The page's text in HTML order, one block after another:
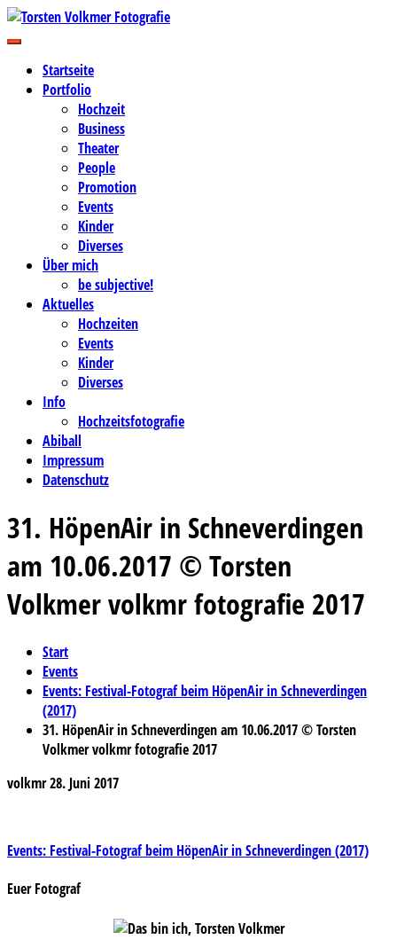
Zum
Inhalt
Torsten Volkmer Fotografie
Business-, Portrait- und Hochzeitsfotografie
Startseite
Portfolio
Hochzeit
Business
Theater
People
Promotion
Events
Kinder
Diverses
Über mich
be subjective!
Aktuelles
Hochzeiten
Events
Kinder
Diverses
Info
Hochzeitsfotografie
Abiball
Impressum
Datenschutz
31. HöpenAir in Schneverdingen
am 10.06.2017 © Torsten
Volkmer volkmr fotografie 2017
Start
Events
Events: Festival-Fotograf beim HöpenAir in Schneverdingen
(2017)
31. HöpenAir in Schneverdingen am 10.06.2017 © Torsten
Volkmer volkmr fotografie 2017
volkmr28. Juni 2017
Beitragsnavigation
Events: Festival-Fotograf beim HöpenAir in Schneverdingen (2017)
Euer Fotograf